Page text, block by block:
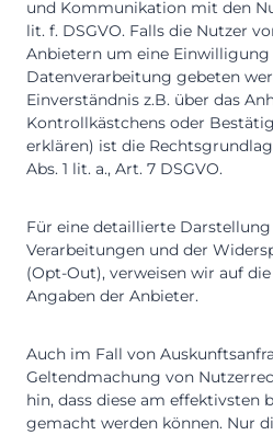
und Kommunikation mit den
lit. f. DSGVO. Falls die Nutzer
Anbietern um eine Einwilligung
Datenverarbeitung gebeten
Einverständnis z.B. über das
Kontrollkästchens oder
erklären) ist die
Abs. 1 lit. a., Art. 7 DSGVO.
Für eine detaillierte
Verarbeitungen und der
(Opt-Out), verweisen wir auf
Angaben der Anbieter.
Auch im Fall von
Geltendmachung von
hin, dass diese am effektivsten
gemacht werden können. Nur